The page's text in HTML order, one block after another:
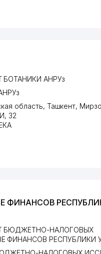
БОТАНИКИ АНРУз
область, Ташкент,
, 32
ФИНАНСОВ
БЮДЖЕТНО-НАЛОГОВЫХ
ФИНАНСОВ РЕСПУБЛИКИ